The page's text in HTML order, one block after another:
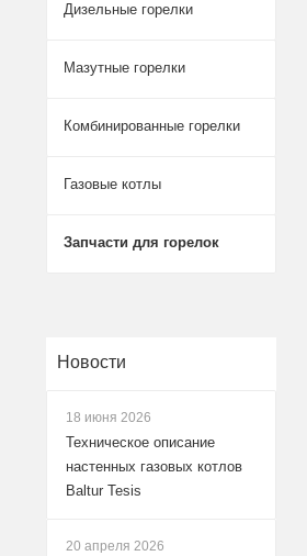
Дизельные горелки
Мазутные горелки
Комбинированные горелки
Газовые котлы
Запчасти для горелок
Новости
18 июня 2026
Техническое описание
настенных газовых котлов
Baltur Tesis
20 апреля 2026